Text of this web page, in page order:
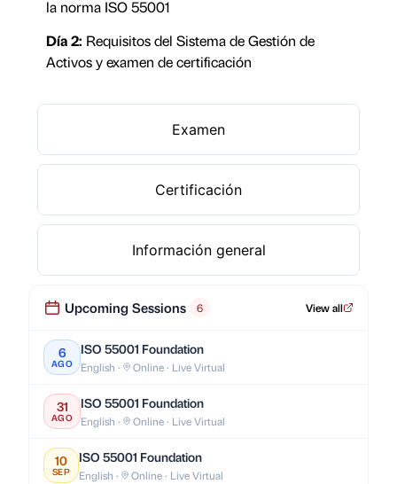
Upcoming Sessions 6 View all
6
AGO
ISO 55001 Foundation
English · Online · Live Virtual
31
AGO
ISO 55001 Foundation
English · Online · Live Virtual
10
SEP
ISO 55001 Foundation
English · Online · Live Virtual
Examen
Certificación
Información general
la norma ISO 55001
Día 2: Requisitos del Sistema de Gestión de
Activos y examen de certificación